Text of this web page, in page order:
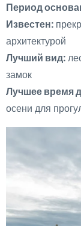
Период
Известен:
архитектурой
Лучший вид:
замок
Лучшее время
осени для